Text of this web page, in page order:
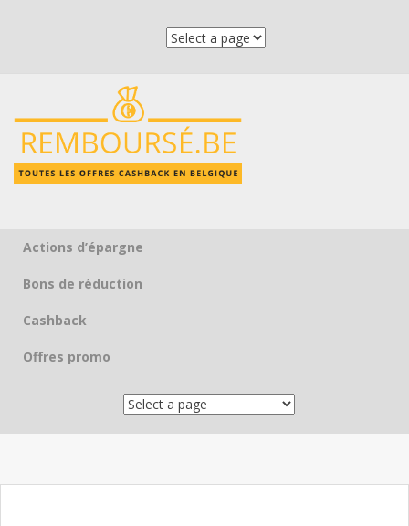
Skip to content
Actions d’épargne
Bons de réduction
Cashback
Offres promo